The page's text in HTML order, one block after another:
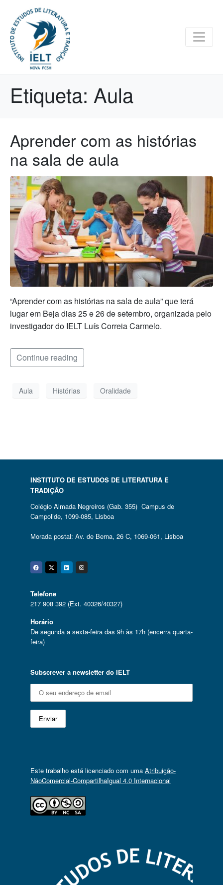
Etiqueta: Aula
Aprender com as histórias
na sala de aula
“Aprender com as histórias na sala de aula” que terá
lugar em Beja dias 25 e 26 de setembro, organizada pelo
investigador do IELT Luís Correia Carmelo.
Continue reading
Aula Histórias Oralidade
INSTITUTO DE ESTUDOS DE LITERATURA E
TRADIÇÃO
Colégio Almada Negreiros (Gab. 355) Campus de
Campolide, 1099-085, Lisboa
Morada postal: Av. de Berna, 26 C, 1069-061, Lisboa
Facebook
Twitter
Linkedin
Instagram
Telefone
217 908 392 (Ext. 40326/40327)
Horário
De segunda a sexta-feira das 9h às 17h (encerra quarta-
feira)
Subscrever a newsletter do IELT
Este trabalho está licenciado com uma Atribuição-
NãoComercial-CompartilhaIgual 4.0 Internacional